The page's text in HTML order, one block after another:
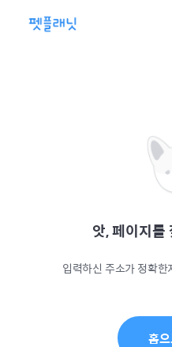
앗, 페이지를
입력하신 주소가 정확
홈